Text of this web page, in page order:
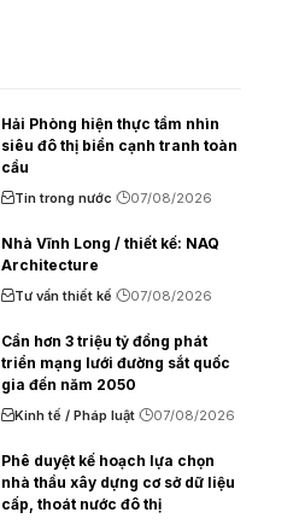
Hải Phòng hiện thực tầm nhìn
siêu đô thị biển cạnh tranh toàn
cầu
Tin trong nước 07/08/2026
Nhà Vĩnh Long / thiết kế: NAQ
Architecture
Tư vấn thiết kế 07/08/2026
Cần hơn 3 triệu tỷ đồng phát
triển mạng lưới đường sắt quốc
gia đến năm 2050
Kinh tế / Pháp luật 07/08/2026
Phê duyệt kế hoạch lựa chọn
nhà thầu xây dựng cơ sở dữ liệu
cấp, thoát nước đô thị